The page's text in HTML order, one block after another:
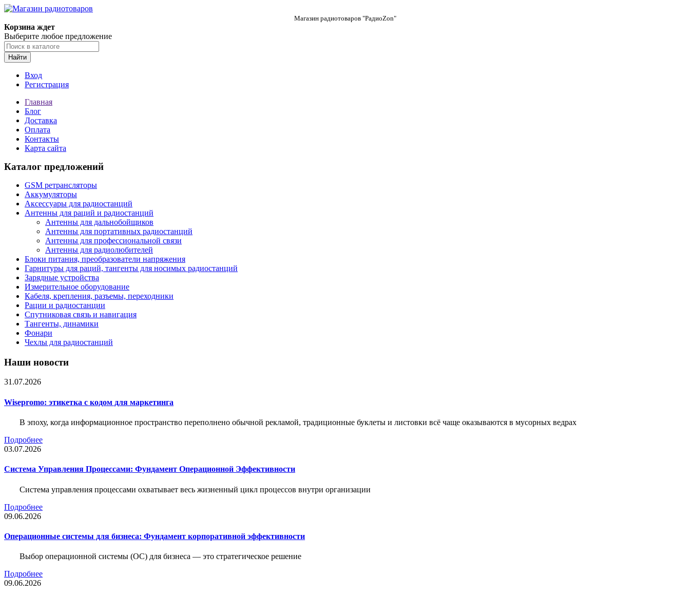
Магазин радиотоваров "РадиоZon"
Корзина ждет
Выберите любое предложение
Найти
Вход
Регистрация
Главная
Блог
Доставка
Оплата
Контакты
Карта сайта
Каталог предложений
GSM ретрансляторы
Аккумуляторы
Аксессуары для радиостанций
Антенны для раций и радиостанций
Антенны для дальнобойщиков
Антенны для портативных радиостанций
Антенны для профессиональной связи
Антенны для радиолюбителей
Блоки питания, преобразователи напряжения
Гарнитуры для раций, тангенты для носимых радиостанций
Зарядные устройства
Измерительное оборудование
Кабеля, крепления, разъемы, переходники
Рации и радиостанции
Спутниковая связь и навигация
Тангенты, динамики
Фонари
Чехлы для радиостанций
Наши новости
31.07.2026
Wisepromo: этикетка c кодом для маркетинга
В эпоху, когда информационное пространство переполнено обычной рекламой, традиционные буклеты и листовки всё чаще оказываются в мусорных ведрах
Подробнее
03.07.2026
Система Управления Процессами: Фундамент Операционной Эффективности
Система управления процессами охватывает весь жизненный цикл процессов внутри организации
Подробнее
09.06.2026
Операционные системы для бизнеса: Фундамент корпоративной эффективности
Выбор операционной системы (ОС) для бизнеса — это стратегическое решение
Подробнее
09.06.2026